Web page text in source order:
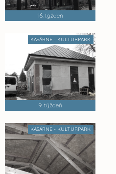
16. týždeň
KASÁRNE - KULTURPARK
9. týždeň
KASÁRNE - KULTURPARK